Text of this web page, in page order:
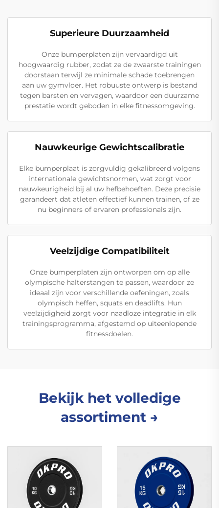
Superieure Duurzaamheid
Onze bumperplaten zijn vervaardigd uit
hoogwaardig rubber, zodat ze de zwaarste trainingen
doorstaan terwijl ze minimale schade toebrengen
aan uw gymvloer. Het robuuste ontwerp is bestand
tegen barsten en vervagen, waardoor een duurzame
prestatie wordt geboden in elke fitnessomgeving.
Nauwkeurige Gewichtscalibratie
Elke bumperplaat is zorgvuldig gekalibreerd volgens
internationale gewichtsnormen, wat zorgt voor
nauwkeurigheid bij al uw hefbehoeften. Deze precisie
garandeert dat atleten effectief kunnen trainen, of ze
nu beginners of ervaren professionals zijn.
Veelzijdige Compatibiliteit
Onze bumperplaten zijn ontworpen om op alle
olympische halterstangen te passen, waardoor ze
ideaal zijn voor verschillende oefeningen, zoals
olympisch heffen, squats en deadlifts. Hun
veelzijdigheid zorgt voor naadloze integratie in elk
trainingsprogramma, afgestemd op uiteenlopende
fitnessdoelen.
Bekijk het volledige
assortiment →